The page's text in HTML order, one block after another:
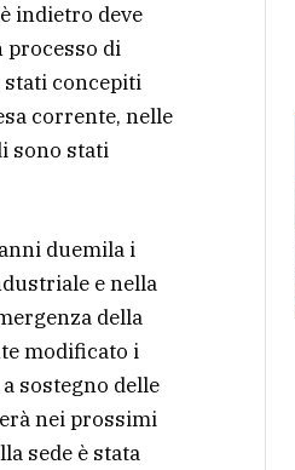
indietro deve
processo di
concepiti
corrente, nelle
sono stati
duemila i
e nella
della
modificato i
sostegno delle
nei prossimi
sede è stata